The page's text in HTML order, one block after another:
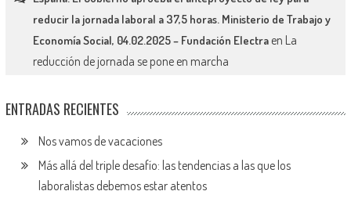
reducir la jornada laboral a 37,5 horas. Ministerio de Trabajo y
Economía Social, 04.02.2025 – Fundación Electraen La
reducción de jornada se pone en marcha
ENTRADAS RECIENTES
Nos vamos de vacaciones
Más allá del triple desafío: las tendencias a las que los
laboralistas debemos estar atentos